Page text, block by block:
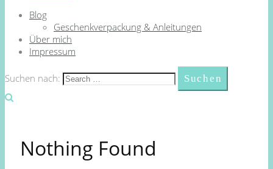
Blog
Geschenkverpackung & Anleitungen
Über mich
Impressum
Suchen nach:
Nothing Found